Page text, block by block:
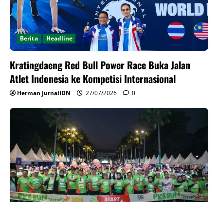
Berita Headline
Kratingdaeng Red Bull Power Race Buka Jalan
Atlet Indonesia ke Kompetisi Internasional
Herman JurnalIDN 27/07/2026 0